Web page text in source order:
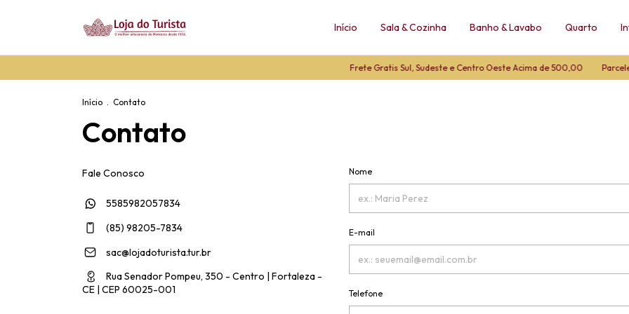
Início Sala & Cozinha Banho & Lavabo Quarto
Frete Gratis Sul, Sudeste e Centro Oeste Acima de 500,00 Parcele
Início . Contato
Contato
Fale Conosco
5585982057834
(85) 98205-7834
sac@lojadoturista.tur.br
Rua Senador Pompeu, 350 - Centro | Fortaleza -
CE | CEP 60025-001
Nome
E-mail
Telefone